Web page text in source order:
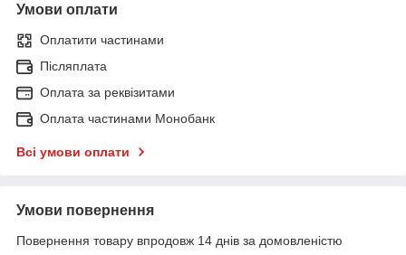
Умови оплати
Оплатити частинами
Післяплата
Оплата за реквізитами
Оплата частинами Монобанк
Всі умови оплати
Умови повернення
Повернення товару впродовж 14 днів за домовленістю